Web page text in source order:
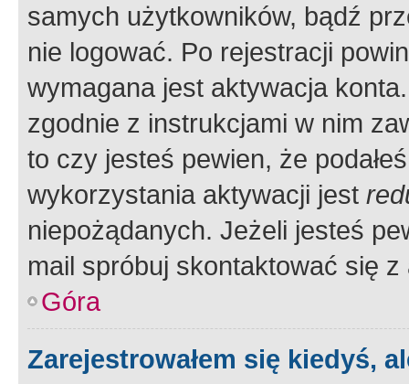
samych użytkowników, bądź
nie logować. Po rejestracji
wymagana jest aktywacja
zgodnie z instrukcjami w nim
to czy jesteś pewien, że
wykorzystania aktywacji jest
niepożądanych. Jeżeli jesteś
mail spróbuj skontaktować się
Góra
Zarejestrowałem się kiedyś,